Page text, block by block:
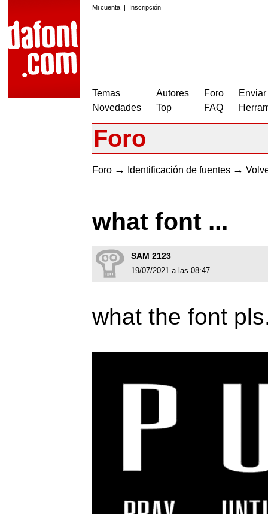
Mi cuenta | Inscripción
Temas
Novedades
Autores
Top
Foro
FAQ
Foro
Foro → Identificación de fuentes →
what font ...
SAM 2123
19/07/2021 a las 08:47
what the font